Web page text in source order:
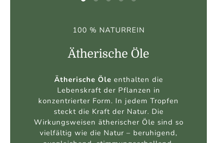
100% NATURREINE DUFTMISCHUNGEN
Duftkompositionen
EineDuftkompositionist eine
Kombination aus Kopfnote,Herznote
undFußnote– mit viel Liebe und
Feingefühl aufeinander abgestimmt und
ein harmonisches Wohlfühlambiente zu
erzeugen und um Synergien bilden zu